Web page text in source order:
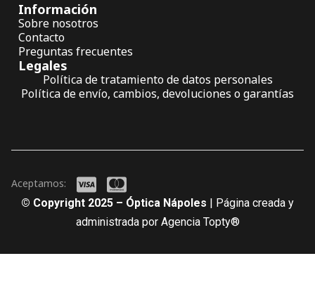
Información
Sobre nosotros
Contacto
Preguntas frecuentes
Legales
Política de tratamiento de datos personales
Política de envío, cambios, devoluciones o garantías
© Copyright 2025 – Óptica Nápoles | Página creada y
administrada por Agencia Topty®
Aceptamos: